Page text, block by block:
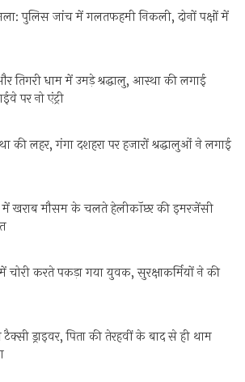
पुलिस जांच में गलतफहमी निकली, दोनों पक्षों में
तिगरी धाम में उमड़े श्रद्धालु, आस्था की लगाई
पर नो एंट्री
की लहर, गंगा दशहरा पर हजारों श्रद्धालुओं ने लगाई
में खराब मौसम के चलते हेलीकॉप्टर की इमरजेंसी
चोरी करते पकड़ा गया युवक, सुरक्षाकर्मियों ने की
ड्राइवर, पिता की तेरहवीं के बाद से ही थाम